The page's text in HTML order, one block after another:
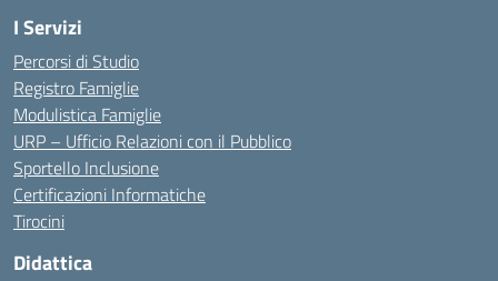
I Servizi
Percorsi di Studio
Registro Famiglie
Modulistica Famiglie
URP – Ufficio Relazioni con il Pubblico
Sportello Inclusione
Certificazioni Informatiche
Tirocini
Didattica